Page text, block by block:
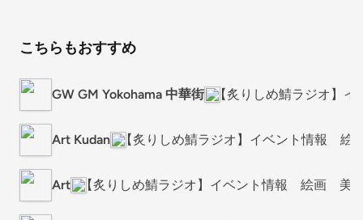
こちらもおすすめ
GW GM Yokohama 中華街 【炙りしめ鯖ラジオ】
Art Kudan 【炙りしめ鯖ラジオ】イベント情報
Art 【炙りしめ鯖ラジオ】イベント情報 絵画